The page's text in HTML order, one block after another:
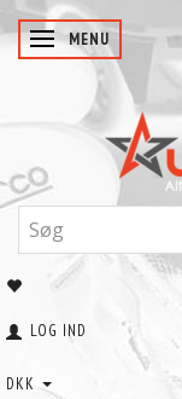
SKIFTE NAVIGATION
MENU
LOG IND
DKK